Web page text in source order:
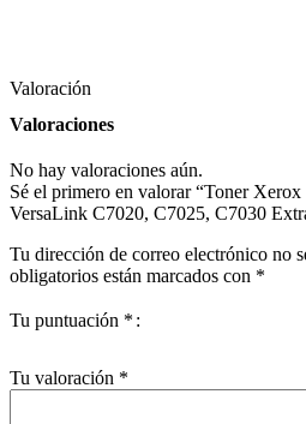
Valoración
Valoraciones
No hay valoraciones aún.
Sé el primero en valorar “Toner
VersaLink C7020, C7025, C7030
Tu dirección de correo electrónico no
obligatorios están marcados con *
Tu puntuación *
Tu valoración *